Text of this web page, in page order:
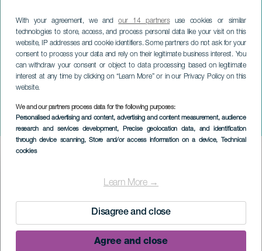
With your agreement, we andour 14 partnersuse cookies or similar
technologies to store, access, and process personal data like your visit on this
website, IP addresses and cookie identifiers. Some partners do not ask for your
consent to process your data and rely on their legitimate business interest. You
can withdraw your consent or object to data processing based on legitimate
interest at any time by clicking on “Learn More” or in our Privacy Policy on this
website.
We and our partners process data for the following purposes:
Personalised advertising and content, advertising and content measurement, audience
research and services development, Precise geolocation data, and identification
through device scanning, Store and/or access information on a device, Technical
cookies
Learn More →
Disagree and close
Agree and close
Niñolandia
LA PALMA
Imagen